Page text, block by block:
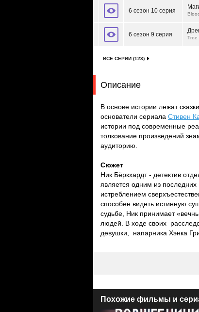
6 сезон 10 серия
6 сезон 9 серия Tree
ВСЕ СЕРИИ (123)
Описание
В основе истории лежат
основатели сериала Стивен
истории под современные
толкование произведений
аудиторию.
Сюжет
Ник Бёркхардт - детектив
является одним из
истреблением
способен видеть истинную
судьбе, Ник принимает
людей. В ходе своих
девушки, напарника Хэнка
Похожие фильмы и